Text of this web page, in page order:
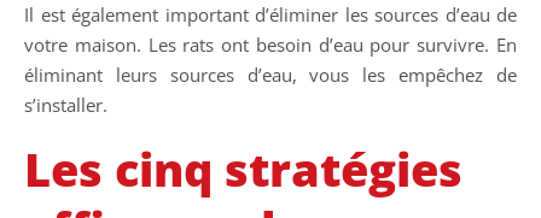
Il est également important d’éliminer les sources d’eau de
votre maison. Les rats ont besoin d’eau pour survivre. En
éliminant leurs sources d’eau, vous les empêchez de
s’installer.
Les cinq stratégies